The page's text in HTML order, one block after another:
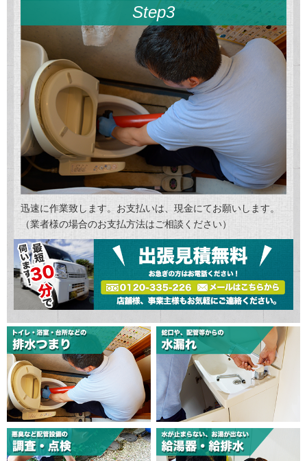
Step3
迅速に作業致します。お支払いは、現金にてお願いします。
（業者様の場合のお支払方法はご相談ください）